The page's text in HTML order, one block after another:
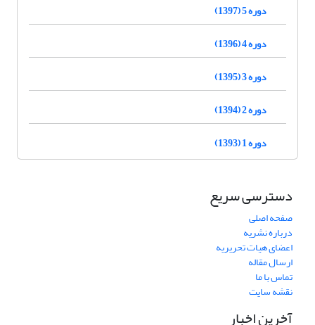
دوره 5 (1397)
دوره 4 (1396)
دوره 3 (1395)
دوره 2 (1394)
دوره 1 (1393)
دسترسی سریع
صفحه اصلی
درباره نشریه
اعضای هیات تحریریه
ارسال مقاله
تماس با ما
نقشه سایت
آخرین اخبار